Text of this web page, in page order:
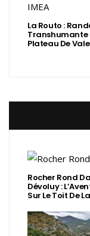
La Routo :
Transhumante
Plateau De
Rocher Rond
Dévoluy :
Sur Le Toit De